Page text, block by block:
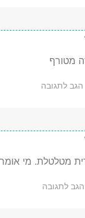
מטורף
הגב לתגובה
מטלטלת. מי אומר
הגב לתגובה